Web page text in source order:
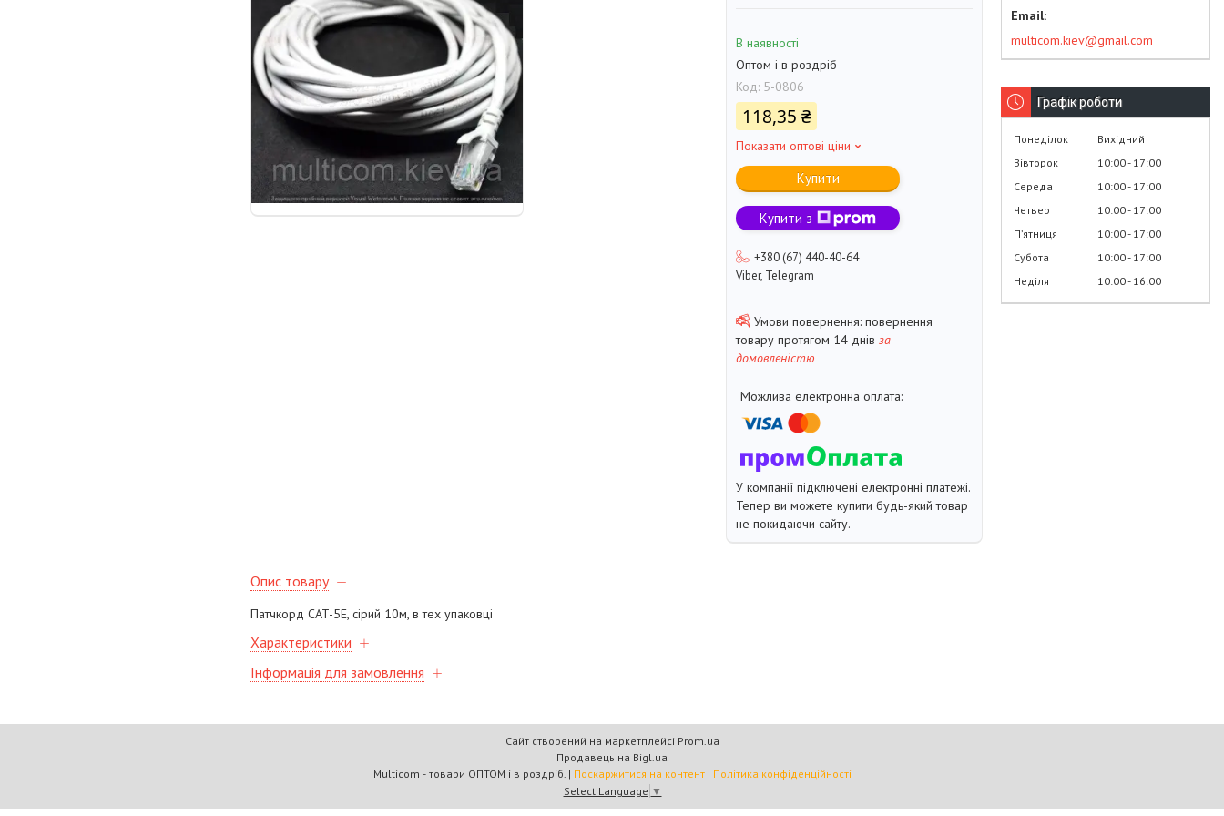
В наявності
Оптом і в роздріб
Код: 5-0806
118,35 ₴
Показати оптові ціни
Купити
Купити з
+380 (67) 440-40-64
Viber, Telegram
повернення
товару протягом 14 днів за
домовленістю
У компанії підключені електронні платежі.
Тепер ви можете купити будь-який товар
не покидаючи сайту.
Опис товару
Патчкорд CAT-5Е, сірий 10м, в тех упаковці
Характеристики
Інформація для замовлення
multicom.kiev@gmail.com
Графік роботи
Понеділок
Вихідний
Вівторок
10:00 17:00
Середа
10:00 17:00
Четвер
10:00 17:00
Пʼятниця
10:00 17:00
Субота
10:00 17:00
Неділя
10:00 16:00
Сайт створений на маркетплейсі Prom.ua
Продавець на Bigl.ua
Multicom - товари ОПТОМ і в роздріб. | Поскаржитися на контент | Політика конфіденційності
Select Language ▼